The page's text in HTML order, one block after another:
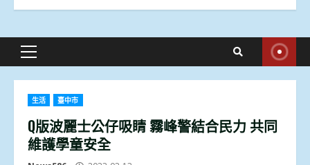
Primary
生活 臺中市
Q版波麗士公仔吸睛 霧峰警結合民力 共同
維護學童安全